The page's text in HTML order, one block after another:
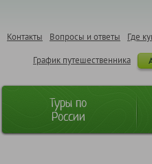
Где
Вопросы и ответы
Контакты
График путешественника
Туры по
России